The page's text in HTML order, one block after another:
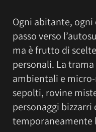
Ogni abitante,
passo verso
ma è frutto di
personali. La
ambientali e
sepolti, rovine
personaggi bizzarri
temporaneamente